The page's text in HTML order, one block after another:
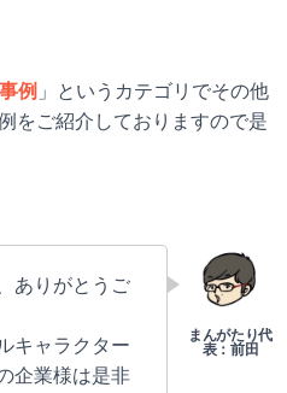
例 」というカテゴリでその他
をご紹介しておりますので是
ありがとうご
キャラクター
企業様は是非